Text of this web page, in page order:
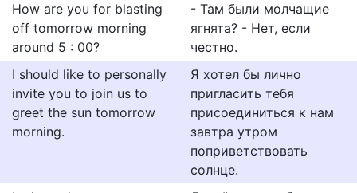
How are you for blasting
off tomorrow morning
around 5 : 00?
- Там были молчащие
ягнята? - Нет, если
честно.
I should like to personally
invite you to join us to
greet the sun tomorrow
morning.
Я хотел бы лично
пригласить тебя
присоединиться к нам
завтра утром
поприветствовать
солнце.